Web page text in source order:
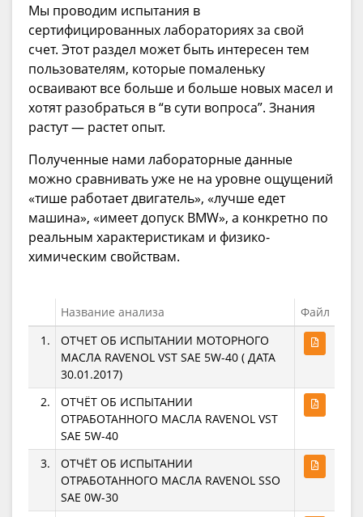
Мы проводим испытания в
сертифицированных лабораториях за свой
счет. Этот раздел может быть интересен тем
пользователям, которые помаленьку
осваивают все больше и больше новых масел и
хотят разобраться в “в сути вопроса”. Знания
растут — растет опыт.
Полученные нами лабораторные данные
можно сравнивать уже не на уровне ощущений
«тише работает двигатель», «лучше едет
машина», «имеет допуск BMW», а конкретно по
реальным характеристикам и физико-
химическим свойствам.
Название анализа
Файл
1.
ОТЧЕТ ОБ ИСПЫТАНИИ МОТОРНОГО
МАСЛА RAVENOL VST SAE 5W-40 ( ДАТА
30.01.2017)
2.
ОТЧЁТ ОБ ИСПЫТАНИИ
ОТРАБОТАННОГО МАСЛА RAVENOL VST
SAE 5W-40
3.
ОТЧЁТ ОБ ИСПЫТАНИИ
ОТРАБОТАННОГО МАСЛА RAVENOL SSO
SAE 0W-30